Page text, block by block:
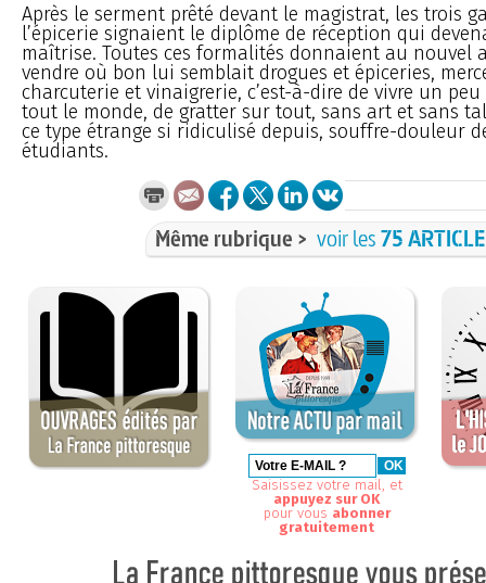
Après le serment prêté devant le magistrat, les trois
l’épicerie signaient le diplôme de réception qui
maîtrise. Toutes ces formalités donnaient au nouvel
vendre où bon lui semblait drogues et épiceries,
charcuterie et vinaigrerie, c’est-à-dire de vivre un
tout le monde, de gratter sur tout, sans art et sans
ce type étrange si ridiculisé depuis, souffre-douleur
étudiants.
Même rubrique > voir les75
Saisissez votre mail, et
appuyez sur OK
pour vous abonner
gratuitement